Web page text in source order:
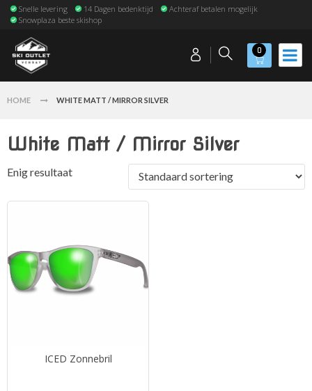
Snelle levering 14 Dagen bedenktijd
Achteraf betalen mogelijk
Snowplaza beste skishop
0
HOME WHITE MATT / MIRROR SILVER
White Matt / Mirror Silver
Enig resultaat
ICED Zonnebril